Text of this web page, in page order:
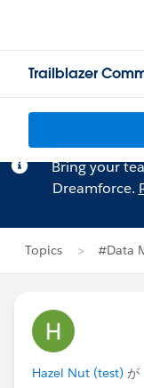
Trailblazer
Bring your
Dreamforce.
Topics #Data
Hazel Nut (test) が